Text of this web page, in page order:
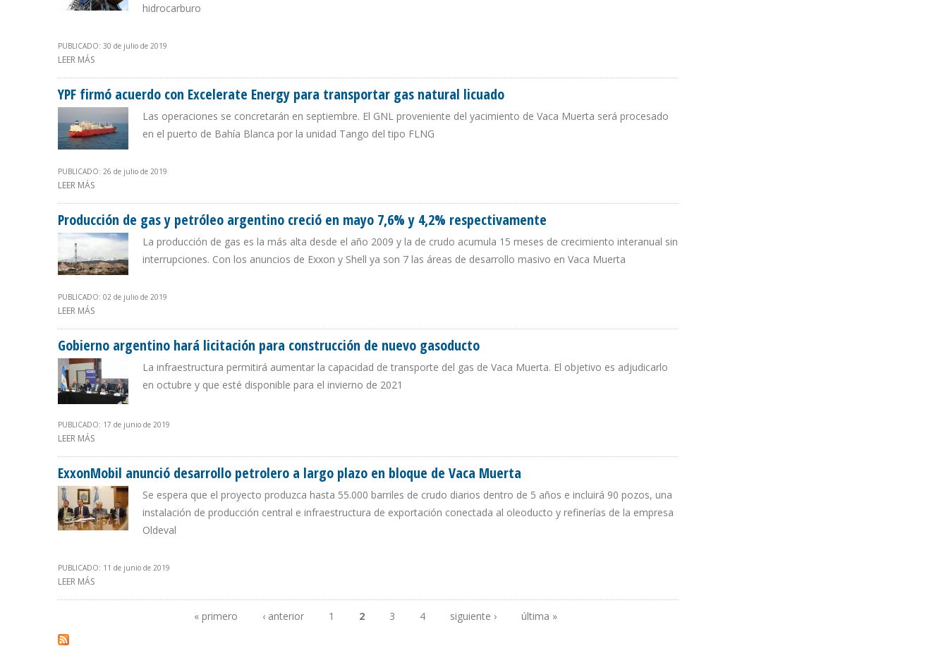
hidrocarburo
PUBLICADO: 30 de julio de 2019
LEER MÁS
YPF firmó acuerdo con Excelerate Energy para transportar gas natural licuado
Las operaciones se concretarán en septiembre. El GNL proveniente del yacimiento de Vaca Muerta será procesado
en el puerto de Bahía Blanca por la unidad Tango del tipo FLNG
PUBLICADO: 26 de julio de 2019
LEER MÁS
Producción de gas y petróleo argentino creció en mayo 7,6% y 4,2% respectivamente
La producción de gas es la más alta desde el año 2009 y la de crudo acumula 15 meses de crecimiento interanual sin
interrupciones. Con los anuncios de Exxon y Shell ya son 7 las áreas de desarrollo masivo en Vaca Muerta
PUBLICADO: 02 de julio de 2019
LEER MÁS
Gobierno argentino hará licitación para construcción de nuevo gasoducto
La infraestructura permitirá aumentar la capacidad de transporte del gas de Vaca Muerta. El objetivo es adjudicarlo
en octubre y que esté disponible para el invierno de 2021
PUBLICADO: 17 de junio de 2019
LEER MÁS
ExxonMobil anunció desarrollo petrolero a largo plazo en bloque de Vaca Muerta
Se espera que el proyecto produzca hasta 55.000 barriles de crudo diarios dentro de 5 años e incluirá 90 pozos, una
instalación de producción central e infraestructura de exportación conectada al oleoducto y refinerías de la empresa
Oldeval
PUBLICADO: 11 de junio de 2019
LEER MÁS
« primero ‹ anterior 1 2 3 4 siguiente › última »